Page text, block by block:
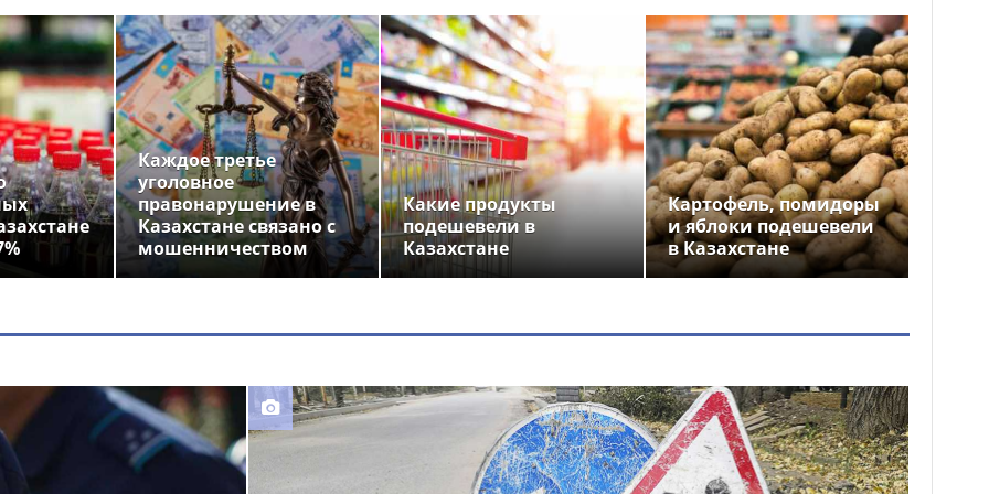
Каждое третье
уголовное
правонарушение в
Казахстане связано с
мошенничеством
Какие продукты
подешевели в
Казахстане
Картофель, помидоры
и яблоки подешевели
в Казахстане